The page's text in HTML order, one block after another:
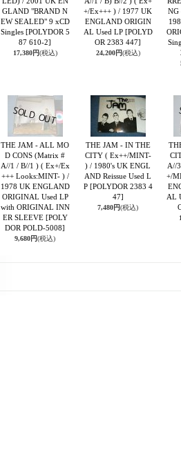
GLAND "BRAND N
EW SEALED" 9 xCD
Singles [POLYDOR 5
87 610-2]
17,380円(税込)
+/Ex+++ ) / 1977 UK
ENGLAND ORIGIN
AL Used LP [POLYD
OR 2383 447]
24,200円(税込)
NG
THE JAM - ALL MO
D CONS (Matrix #
A//1 / B//1 ) ( Ex+/Ex
+++ Looks:MINT- ) /
1978 UK ENGLAND
ORIGINAL Used LP
with ORIGINAL INN
ER SLEEVE [POLY
DOR POLD-5008]
9,680円(税込)
THE JAM - IN THE
CITY ( Ex++/MINT-
) / 1980's UK ENGL
AND Reissue Used L
P [POLYDOR 2383 4
47]
7,480円(税込)
A//
+/
AL